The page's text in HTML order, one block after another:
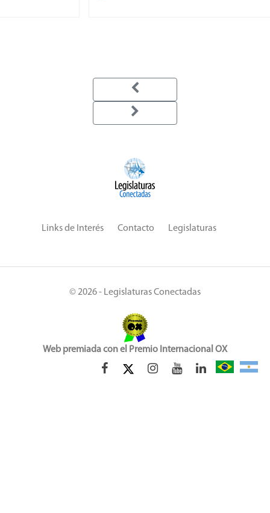
Links de Interés Contacto Legislaturas
© 2026 - Legislaturas Conectadas
Web premiada con el Premio Internacional OX